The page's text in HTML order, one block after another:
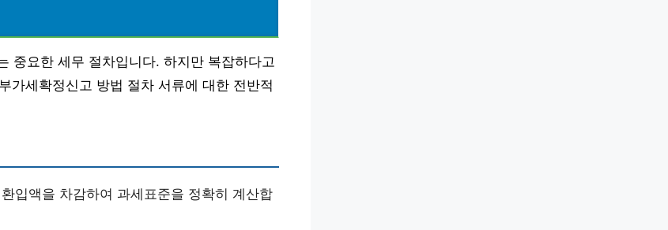
중요한 세무 절차입니다. 하지만 복잡하다고
가세확정신고 방법 절차 서류에 대한 전반적
입액을 차감하여 과세표준을 정확히 계산합